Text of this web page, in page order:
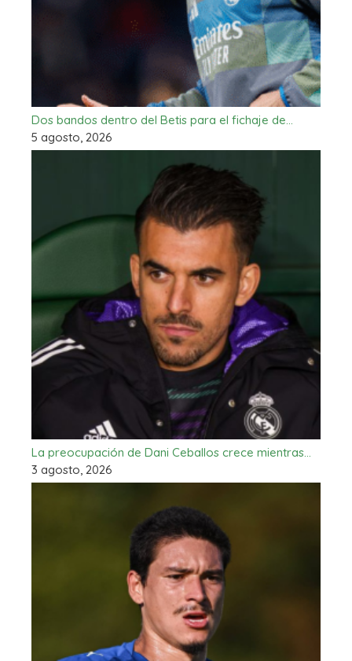
Dos bandos dentro del Betis para el fichaje de…
5 agosto, 2026
La preocupación de Dani Ceballos crece mientras…
3 agosto, 2026